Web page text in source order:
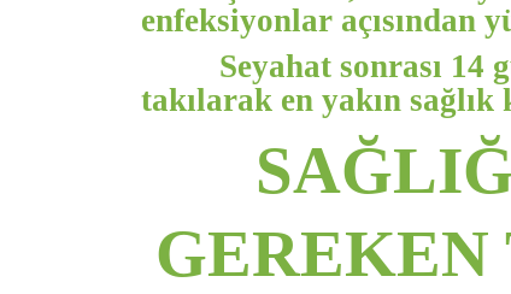
enfeksiyonlar açısından
Seyahat sonrası
takılarak en yakın